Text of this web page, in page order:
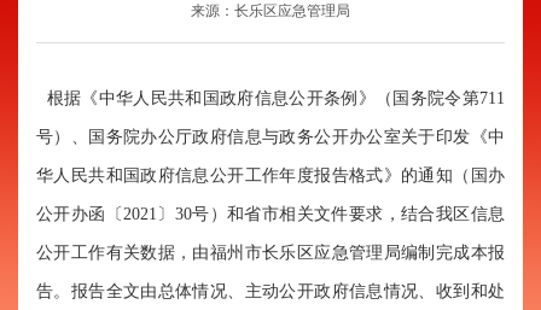
来源：长乐区应急管理局
根据《中华人民共和国政府信息公开条例》（国务院令第711
号）、国务院办公厅政府信息与政务公开办公室关于印发《中
华人民共和国政府信息公开工作年度报告格式》的通知（国办
公开办函〔2021〕30号）和省市相关文件要求，结合我区信息
公开工作有关数据，由福州市长乐区应急管理局编制完成本报
告。报告全文由总体情况、主动公开政府信息情况、收到和处